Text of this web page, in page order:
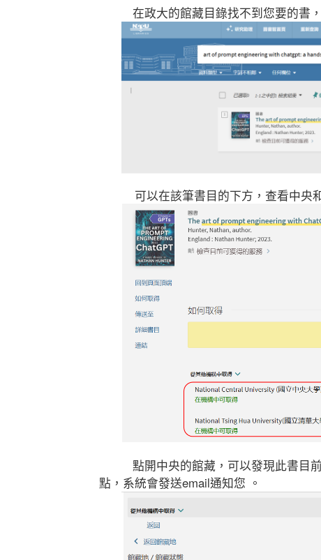
在政大的館藏目錄找不到您要的書
可以在該筆書目的下方，查看中央
點開中央的館藏，可以發現此書目
點，系統會發送email通知您 。